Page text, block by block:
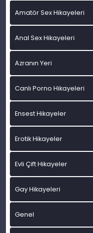
Amatör Sex Hikayeleri
Anal Sex Hikayeleri
Azranın Yeri
Canlı Porno Hikayeleri
Ensest Hikayeler
Erotik Hikayeler
Evli Çift Hikayeler
Gay Hikayeleri
Genel